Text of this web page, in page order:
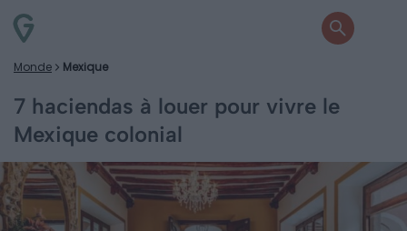
Monde Mexique
7 haciendas à louer pour vivre le
Mexique colonial